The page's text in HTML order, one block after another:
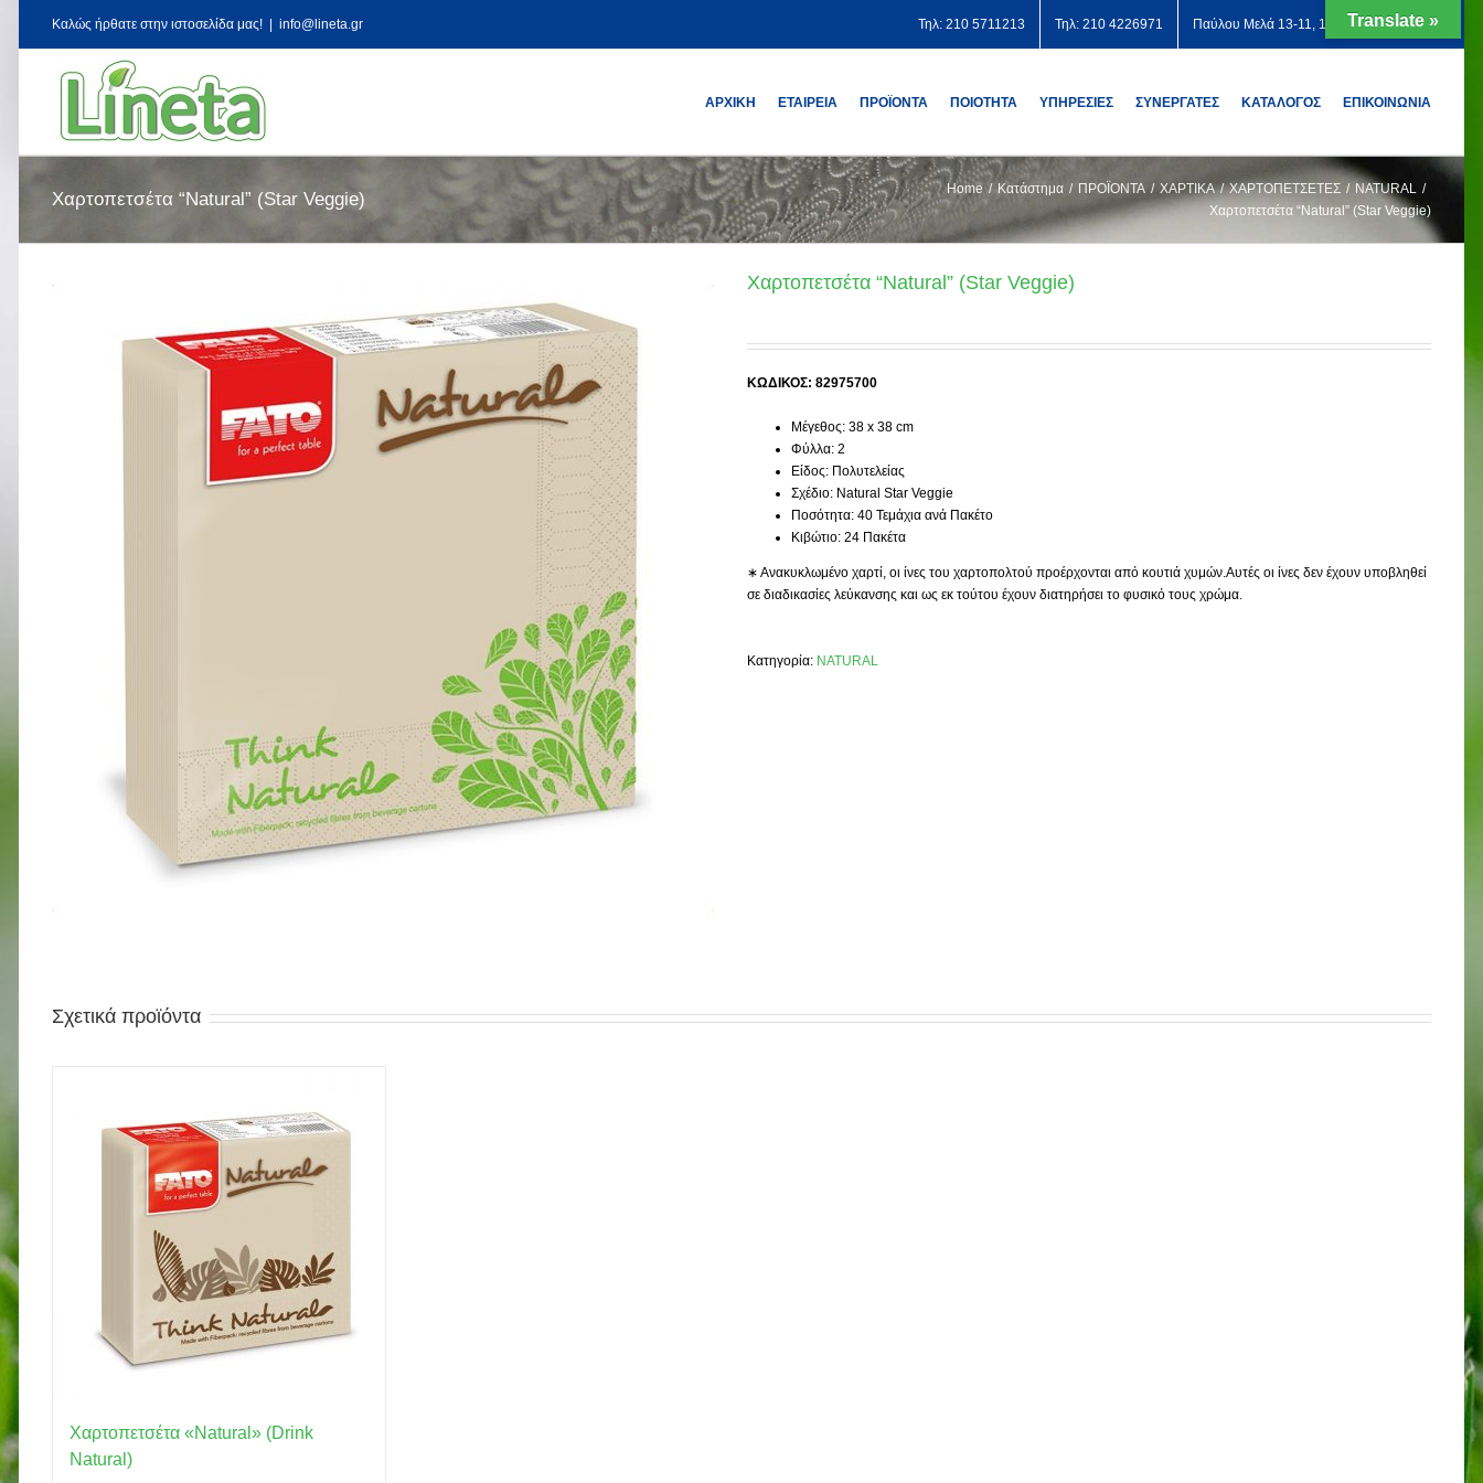
Kαλώς ήρθατε στην ιστοσελίδα μας! info@lineta.gr Τηλ: 210 5711213 Τηλ: 210 4226971 Παύλου Μελά 13-11, 12131 Περιστέρι
ΑΡΧΙΚΗ ΕΤΑΙΡΕΙΑ ΠΡΟΪΟΝΤΑ ΠΟΙΟΤΗΤΑ ΥΠΗΡΕΣΙΕΣ ΣΥΝΕΡΓΑΤΕΣ ΚΑΤΑΛΟΓΟΣ ΕΠΙΚΟΙΝΩΝΙΑ
Χαρτοπετσέτα “Natural” (Star Veggie) Home / Κατάστημα / ΠΡΟΪΟΝΤΑ / ΧΑΡΤΙΚΑ / ΧΑΡΤΟΠΕΤΣΕΤΕΣ / NATURAL /
Χαρτοπετσέτα “Natural” (Star Veggie)
Χαρτοπετσέτα “Natural” (Star Veggie)
ΚΩΔΙΚΟΣ: 82975700
Μέγεθος: 38 x 38 cm
Φύλλα: 2
Είδος: Πολυτελείας
Σχέδιο: Natural Star Veggie
Ποσότητα: 40 Τεμάχια ανά Πακέτο
Κιβώτιο: 24 Πακέτα
∗ Ανακυκλωμένο χαρτί, οι ίνες του χαρτοπολτού προέρχονται από κουτιά χυμών.Αυτές οι ίνες δεν έχουν υποβληθεί
σε διαδικασίες λεύκανσης και ως εκ τούτου έχουν διατηρήσει το φυσικό τους χρώμα.
Κατηγορία: NATURAL
Σχετικά προϊόντα
Χαρτοπετσέτα «Natural» (Drink
Natural)
Translate »